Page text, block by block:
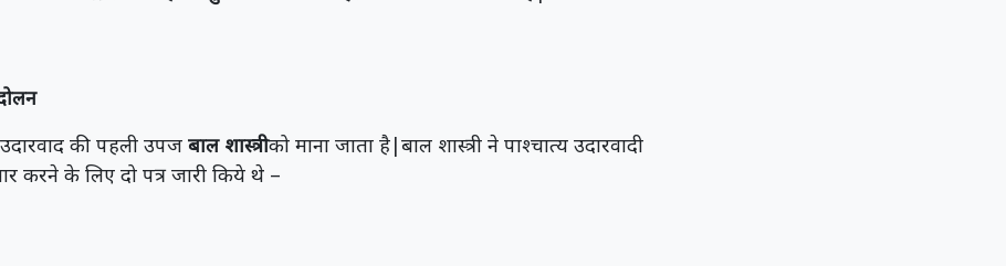
उदारवाद की पहली उपज बाल शास्त्रीको माना जाता है|बाल शास्त्री ने पाश्चात्य उदारवादी
करने के लिए दो पत्र जारी किये थे –